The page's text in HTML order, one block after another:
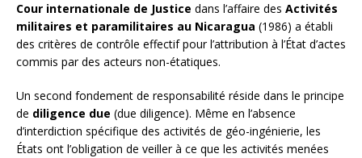
Cour internationale de Justice dans l’affaire des Activités
militaires et paramilitaires au Nicaragua (1986) a établi
des critères de contrôle effectif pour l’attribution à l’État d’actes
commis par des acteurs non-étatiques.
Un second fondement de responsabilité réside dans le principe
de diligence due (due diligence). Même en l’absence
d’interdiction spécifique des activités de géo-ingénierie, les
États ont l’obligation de veiller à ce que les activités menées